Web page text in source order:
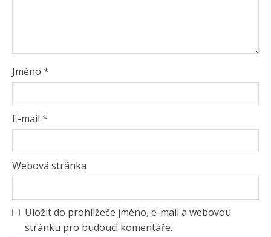
Jméno *
E-mail *
Webová stránka
Uložit do prohlížeče jméno, e-mail a webovou
stránku pro budoucí komentáře.